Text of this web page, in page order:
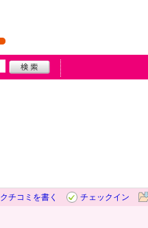
クチコミを書く
チェックイン